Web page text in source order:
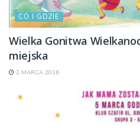
CO I GDZIE
Wielka Gonitwa
miejska
2 MARCA 2016